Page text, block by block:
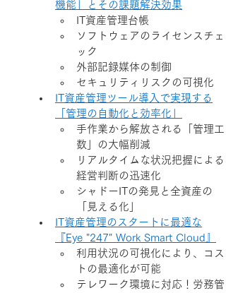
機能」とその課題解決効果
IT資産管理台帳
ソフトウェアのライセンスチェ
ック
外部記録媒体の制御
セキュリティリスクの可視化
IT資産管理ツール導入で実現する
「管理の自動化と効率化」
手作業から解放される「管理工
数」の大幅削減
リアルタイムな状況把握による
経営判断の迅速化
シャドーITの発見と全資産の
「見える化」
IT資産管理のスタートに最適な
『Eye "247" Work Smart Cloud』
利用状況の可視化により、コス
トの最適化が可能
テレワーク環境に対応！労務管